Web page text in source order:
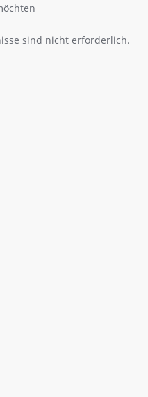
sind nicht erforderlich.